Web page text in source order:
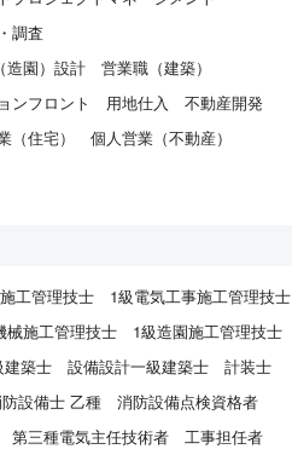
調査
造園）設計
営業職（建築）
ンフロント 用地仕入
不動産開発
（住宅）
個人営業（不動産）
工管理技士
1級電気工事施工管理技士
械施工管理技士
1級造園施工管理技士
建築士 設備設計一級建築士
計装士
設備士 乙種
消防設備点検資格者
第三種電気主任技術者
工事担任者